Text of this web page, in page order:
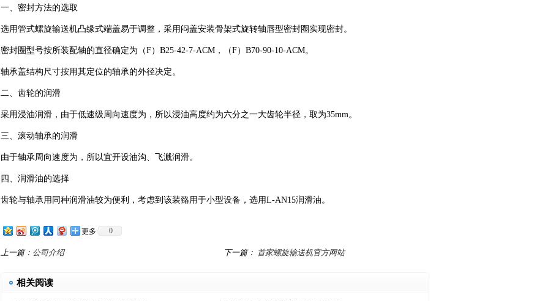
一、密封方法的选取
选用管式螺旋输送机凸缘式端盖易于调整，采用闷盖安装骨架式旋转轴唇型密封圈实现密封。
密封圈型号按所装配轴的直径确定为（F）B25-42-7-ACM，（F）B70-90-10-ACM。
轴承盖结构尺寸按用其定位的轴承的外径决定。
二、齿轮的润滑
采用浸油润滑，由于低速级周向速度为，所以浸油高度约为六分之一大齿轮半径，取为35mm。
三、滚动轴承的润滑
由于轴承周向速度为，所以宜开设油沟、飞溅润滑。
四、润滑油的选择
齿轮与轴承用同种润滑油较为便利，考虑到该装臵用于小型设备，选用L-AN15润滑油。
更多 0
上一篇： 公司介绍 下一篇： 首家螺旋输送机官方网站
相关阅读